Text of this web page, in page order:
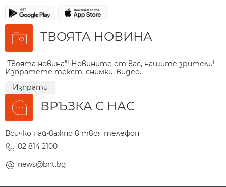
ТВОЯТА НОВИНА
"Твоята новина"! Новините от вас, нашите зрители!
Изпратете текст, снимки, видео.
Изпрати
ВРЪЗКА С НАС
Всичко най-важно в твоя телефон
02 814 2100
news@bnt.bg